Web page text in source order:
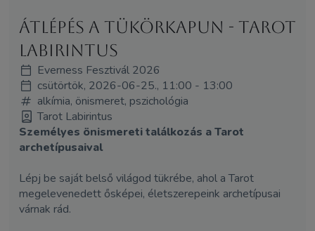
Átlépés a tükörkapun - Tarot
Labirintus
Everness Fesztivál 2026
csütörtök, 2026-06-25., 11:00 - 13:00
alkímia, önismeret, pszichológia
Tarot Labirintus
Személyes önismereti találkozás a Tarot
archetípusaival
Lépj be saját belső világod tükrébe, ahol a Tarot
megelevenedett ősképei, életszerepeink archetípusai
várnak rád.